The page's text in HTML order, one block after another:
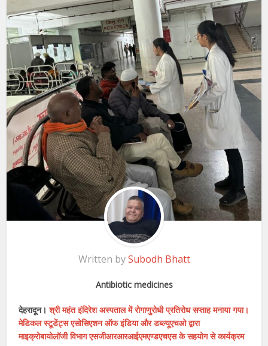
Written bySubodh Bhatt
Antibiotic medicines
देहरादून। श्री महंत इंदिरेश अस्पताल में रोगाणुरोधी प्रतिरोध सप्ताह मनाया गया।
मेडिकल स्टूडेंट्स एसोसिएशन ऑफ इंडिया और डब्ल्यूएचओ द्वारा
माइक्रोबायोलॉजी विभाग एसजीआरआरआईएमएण्डएचएस के सहयोग से कार्यक्रम